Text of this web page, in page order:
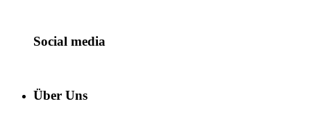
Social media
Über Uns